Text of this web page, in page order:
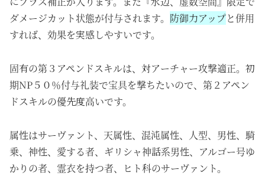
ダメージカット状態が付与されます。 防御力アップと併用
すれば、効果を実感しやすいです。
固有の第３アペンドスキルは、対アーチャー攻撃適正。初
期NP５０％付与礼装で宝具を撃ちたいので、第２アペン
ドスキルの優先度高いです。
属性はサーヴァント、天属性、混沌属性、人型、男性、騎
乗、神性、愛する者、ギリシャ神話系男性、アルゴー号ゆ
かりの者、霊衣を持つ者、ヒト科のサーヴァント。